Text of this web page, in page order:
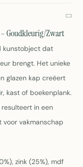
– Goudkleurig/Zwart
kunstobject dat
brengt. Het unieke
glazen kap creëert
kast of boekenplank.
in een
vakmanschap
zink (25%), mdf